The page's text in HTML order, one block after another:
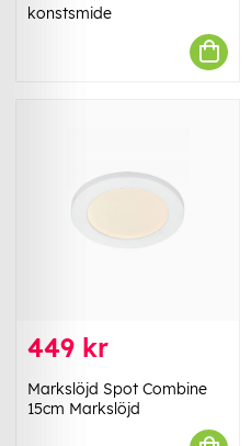
konstsmide
449 kr
Markslöjd Spot Combine
15cm Markslöjd